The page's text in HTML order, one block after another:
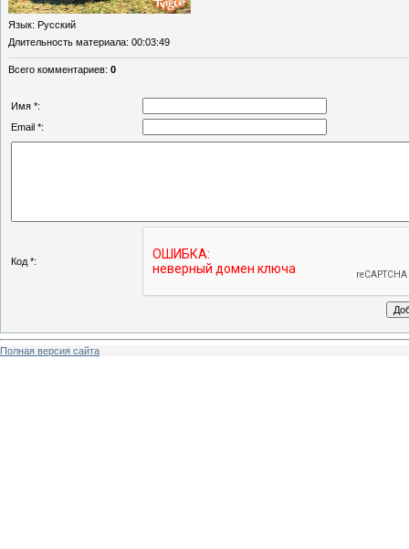
Язык: Русский
Длительность материала: 00:03:49
Всего комментариев: 0
Имя *:
Email *:
Код *:
Полная версия сайта